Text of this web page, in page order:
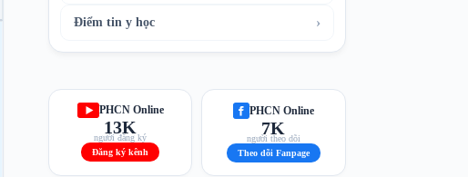
Điểm tin y học ›
PHCN Online
13K
người đăng ký
Đăng ký kênh
PHCN Online
7K
người theo dõi
Theo dõi Fanpage